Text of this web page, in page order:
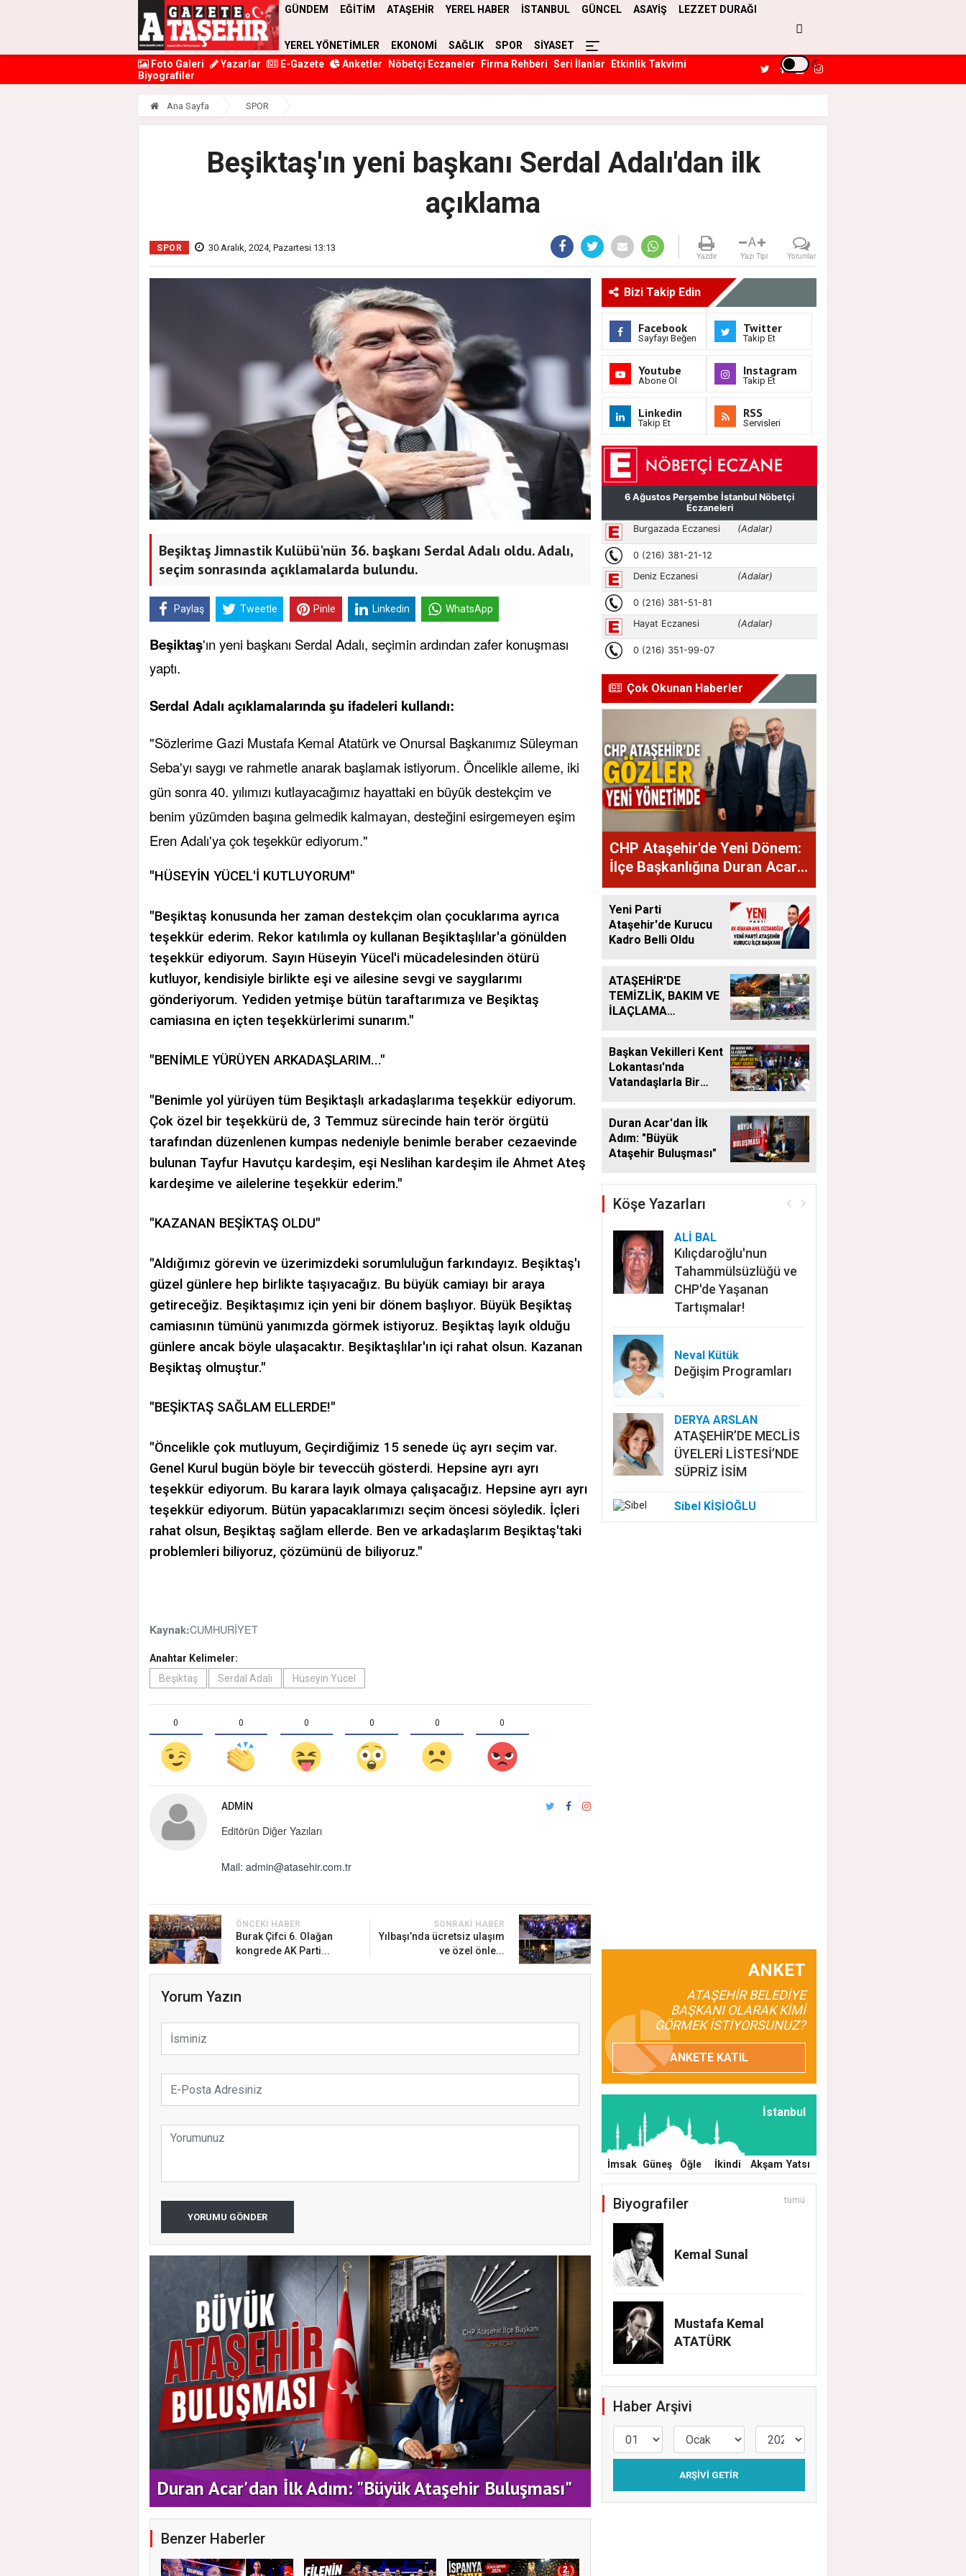
GÜNDEM EĞİTİM ATAŞEHİR YEREL HABER İSTANBUL GÜNCEL ASAYİŞ LEZZET DURAĞI
YEREL YÖNETİMLER EKONOMİ SAĞLIK SPOR
SİYASET
Foto Galeri
Yazarlar E-Gazete Anketler Nöbetçi Eczaneler Firma Rehberi Seri İlanlar
Etkinlik Takvimi
Biyografiler
Ana Sayfa SPOR
Beşiktaş'ın yeni başkanı Serdal Adalı'dan ilk
açıklama
SPOR 30 Aralık, 2024, Pazartesi 13:13
Yazdır
A
Yazı Tipi Yorumlar
Beşiktaş Jimnastik Kulübü'nün 36. başkanı Serdal Adalı oldu. Adalı,
seçim sonrasında açıklamalarda bulundu.
Paylaş Tweetle Pinle Linkedin WhatsApp
Beşiktaş'ın yeni başkanı Serdal Adalı, seçimin ardından zafer konuşması
yaptı.
Serdal Adalı açıklamalarında şu ifadeleri kullandı:
"Sözlerime Gazi Mustafa Kemal Atatürk ve Onursal Başkanımız Süleyman
Seba'yı saygı ve rahmetle anarak başlamak istiyorum. Öncelikle aileme, iki
gün sonra 40. yılımızı kutlayacağımız hayattaki en büyük destekçim ve
benim yüzümden başına gelmedik kalmayan, desteğini esirgemeyen eşim
Eren Adalı'ya çok teşekkür ediyorum."
"HÜSEYİN YÜCEL'İ KUTLUYORUM"
"Beşiktaş konusunda her zaman destekçim olan çocuklarıma ayrıca
teşekkür ederim. Rekor katılımla oy kullanan Beşiktaşlılar'a gönülden
teşekkür ediyorum. Sayın Hüseyin Yücel'i mücadelesinden ötürü
kutluyor, kendisiyle birlikte eşi ve ailesine sevgi ve saygılarımı
gönderiyorum. Yediden yetmişe bütün taraftarımıza ve Beşiktaş
camiasına en içten teşekkürlerimi sunarım."
"BENİMLE YÜRÜYEN ARKADAŞLARIM..."
"Benimle yol yürüyen tüm Beşiktaşlı arkadaşlarıma teşekkür ediyorum.
Çok özel bir teşekkürü de, 3 Temmuz sürecinde hain terör örgütü
tarafından düzenlenen kumpas nedeniyle benimle beraber cezaevinde
bulunan Tayfur Havutçu kardeşim, eşi Neslihan kardeşim ile Ahmet Ateş
kardeşime ve ailelerine teşekkür ederim."
"KAZANAN BEŞİKTAŞ OLDU"
"Aldığımız görevin ve üzerimizdeki sorumluluğun farkındayız. Beşiktaş'ı
güzel günlere hep birlikte taşıyacağız. Bu büyük camiayı bir araya
getireceğiz. Beşiktaşımız için yeni bir dönem başlıyor. Büyük Beşiktaş
camiasının tümünü yanımızda görmek istiyoruz. Beşiktaş layık olduğu
günlere ancak böyle ulaşacaktır. Beşiktaşlılar'ın içi rahat olsun. Kazanan
Beşiktaş olmuştur."
"BEŞİKTAŞ SAĞLAM ELLERDE!"
"Öncelikle çok mutluyum, Geçirdiğimiz 15 senede üç ayrı seçim var.
Genel Kurul bugün böyle bir teveccüh gösterdi. Hepsine ayrı ayrı
teşekkür ediyorum. Bu karara layık olmaya çalışacağız. Hepsine ayrı ayrı
teşekkür ediyorum. Bütün yapacaklarımızı seçim öncesi söyledik. İçleri
rahat olsun, Beşiktaş sağlam ellerde. Ben ve arkadaşlarım Beşiktaş'taki
problemleri biliyoruz, çözümünü de biliyoruz."
Kaynak:CUMHURİYET
Anahtar Kelimeler:
Beşiktaş
Serdal Adalı Hüseyin Yücel
0 0 0 0 0 0
ADMIN
Editörün Diğer Yazıları
Mail: admin@atasehir.com.tr
ÖNCEKI HABER
Burak Çifci 6. Olağan
kongrede AK Parti...
SONRAKI HABER
Yılbaşı’nda ücretsiz ulaşım
ve özel önle...
Yorum Yazın
YORUMU GÖNDER
Duran Acar'dan İlk Adım: "Büyük Ataşehir Buluşması"
ATAŞEHİR BELEDİYESİ’NİN EĞİTİM
DESTEĞİ YENİ DÖNEMDE DE SÜRÜYOR
Benzer Haberler
Bizi Takip Edin
Facebook
Sayfayı Beğen
Twitter
Takip Et
Youtube
Abone Ol
Instagram
Takip Et
Linkedin
Takip Et
RSS
Servisleri
Çok Okunan Haberler
CHP Ataşehir'de Yeni Dönem:
İlçe Başkanlığına Duran Acar
Atandı
Yeni Parti
Ataşehir'de Kurucu
Kadro Belli Oldu
ATAŞEHİR'DE
TEMİZLİK, BAKIM VE
İLAÇLAMA
Başkan Vekilleri Kent
Lokantası'nda
Vatandaşlarla Bir
Duran Acar'dan İlk
Adım: "Büyük
Ataşehir Buluşması"
Köşe Yazarları
ALİ BAL
Kılıçdaroğlu'nun
Tahammülsüzlüğü ve
CHP'de Yaşanan
Tartışmalar!
Neval Kütük
Değişim Programları
DERYA ARSLAN
ATAŞEHİR’DE MECLİS
ÜYELERİ LİSTESİ’NDE
SÜPRİZ İSİM
Sibel KİŞİOĞLU
EUROVISION'DA
ANKET
ATAŞEHİR BELEDİYE
BAŞKANI OLARAK KİMİ
GÖRMEK İSTİYORSUNUZ?
ANKETE KATIL
İstanbul
İmsak Güneş Öğle İkindi Akşam Yatsı
Biyografiler tümü
Kemal Sunal
Mustafa Kemal
ATATÜRK
Haber Arşivi
ARŞIVI GETIR